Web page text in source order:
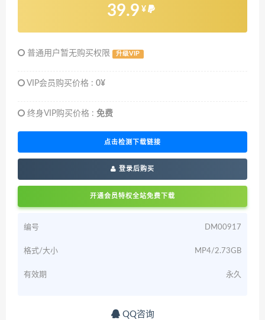
39.9 ¥
普通用户暂无购买权限 升级VIP
VIP会员购买价格 : 0¥
终身VIP购买价格 : 免费
点击检测下载链接
登录后购买
开通会员特权全站免费下载
编号 DM00917
格式/大小 MP4/2.73GB
有效期 永久
QQ咨询